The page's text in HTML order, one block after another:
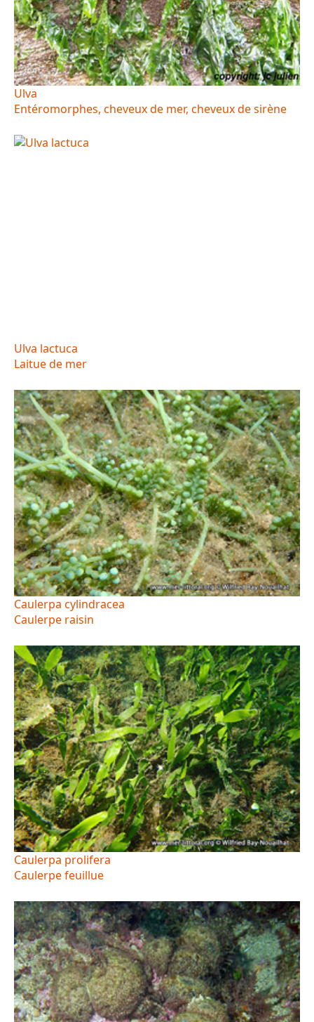
Ulva
Entéromorphes, cheveux de mer, cheveux de sirène
Ulva lactuca
Laitue de mer
Caulerpa cylindracea
Caulerpe raisin
Caulerpa prolifera
Caulerpe feuillue